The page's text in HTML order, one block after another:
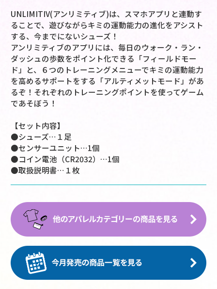
UNLIMITIV(アンリミティブ)は、スマホアプリと連動す
ることで、遊びながらキミの運動能力の進化をアシスト
する、今までにないシューズ！
アンリミティブのアプリには、毎日のウォーク・ラン・
ダッシュの歩数をポイント化できる「フィールドモー
ド」と、６つのトレーニングメニューでキミの運動能力
を高めるサポートをする「アルティメットモード」があ
るぞ！それぞれのトレーニングポイントを使ってゲーム
であそぼう！
【セット内容】
●シューズ…１足
●センサーユニット…1個
●コイン電池（CR2032）…1個
●取扱説明書…１枚